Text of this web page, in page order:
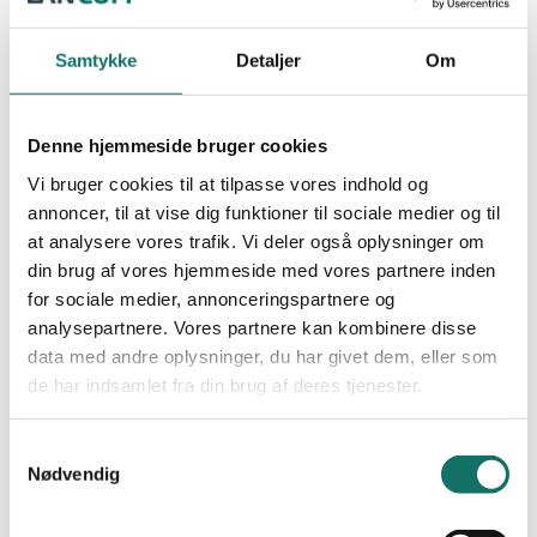
Samtykke Detaljer Om
Denne hjemmeside bruger cookies
Vi bruger cookies til at tilpasse vores indhold og
annoncer, til at vise dig funktioner til sociale medier og til
at analysere vores trafik. Vi deler også oplysninger om
din brug af vores hjemmeside med vores partnere inden
for sociale medier, annonceringspartnere og
analysepartnere. Vores partnere kan kombinere disse
data med andre oplysninger, du har givet dem, eller som
de har indsamlet fra din brug af deres tjenester.
Nødvendig
Favoritter
Bliv kunde
0,00kr. 0
ROUTER
NEXCONEC
WIFI
Undervisning
GIGA-LAN
LAN-SWITCH
LAN-RACK
POWER-LAN
Dokumentation
Cases
Viden og nyheder
Academy
Kursus og uddannelse
Certificering og garanti
Praktik og krav
Kontakt
0,00kr. 0
Min Konto